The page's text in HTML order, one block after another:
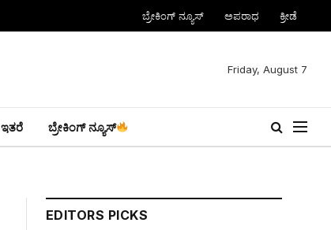
ಬ್ರೇಕಿಂಗ್ ನ್ಯೂಸ್ ಅಪರಾಧ ಕ್ರೀಡೆ
Friday, August 7
ಇತರೆ ಬ್ರೇಕಿಂಗ್ ನ್ಯೂಸ್
EDITORS PICKS